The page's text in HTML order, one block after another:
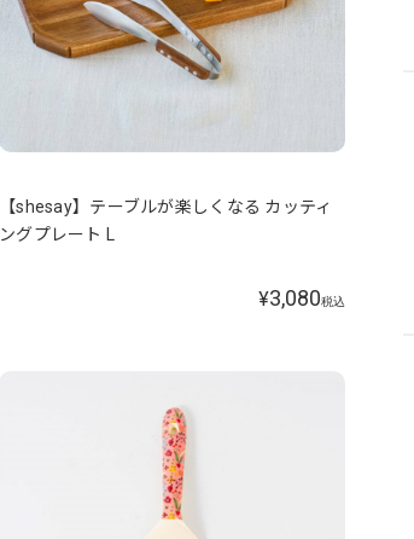
【shesay】テーブルが楽しくなる カッティ
ングプレート L
¥3,080税込